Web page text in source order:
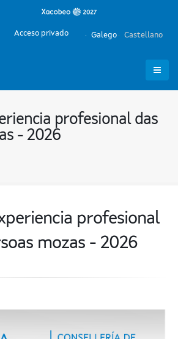
Galego Castellano
Acceso privado
profesional das
- 2026
profesional
mozas - 2026